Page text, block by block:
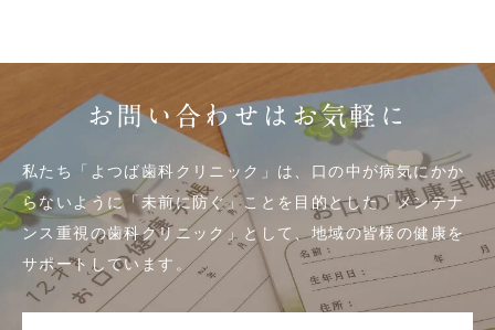
お問い合わせはお気軽に
私たち「よつば歯科クリニック」は、口の中が病気にかか
らないように「未前に防ぐ」ことを目的とした「メンテナ
ンス重視の歯科クリニック」として、地域の皆様の健康を
サポートしています。